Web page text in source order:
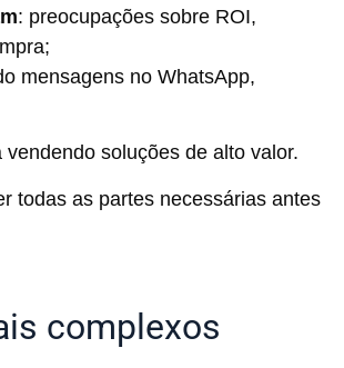
: preocupações sobre ROI,
mensagens no WhatsApp,
soluções de alto valor.
todas as partes necessárias antes
complexos